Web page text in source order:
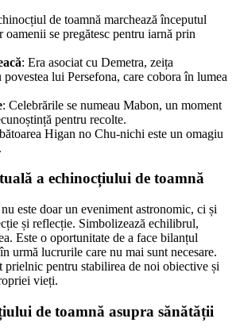
de toamnă marchează începutul
se pregătesc pentru iarnă prin
: Era asociat cu Demetra, zeița
lui Persefona, care cobora în lumea
: Celebrările se numeau Mabon, un moment
pentru recolte.
Higan no Chu-nichi este un omagiu
a echinocțiului de toamnă
este doar un eveniment astronomic, ci și
și reflecție. Simbolizează echilibrul,
Este o oportunitate de a face bilanțul
urmă lucrurile care nu mai sunt necesare.
prielnic pentru stabilirea de noi obiective și
vieți.
de toamnă asupra sănătății